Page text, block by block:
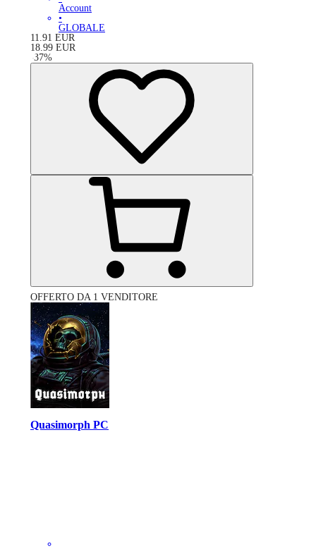
Account
•
GLOBALE
11.91 EUR
18.99 EUR
-37%
OFFERTO DA 1 VENDITORE
Quasimorph PC